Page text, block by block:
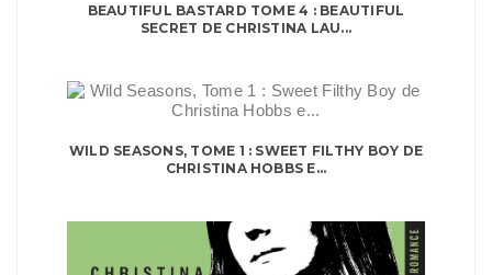
BEAUTIFUL BASTARD TOME 4 : BEAUTIFUL
SECRET DE CHRISTINA LAU...
WILD SEASONS, TOME 1 : SWEET FILTHY BOY DE
CHRISTINA HOBBS E...